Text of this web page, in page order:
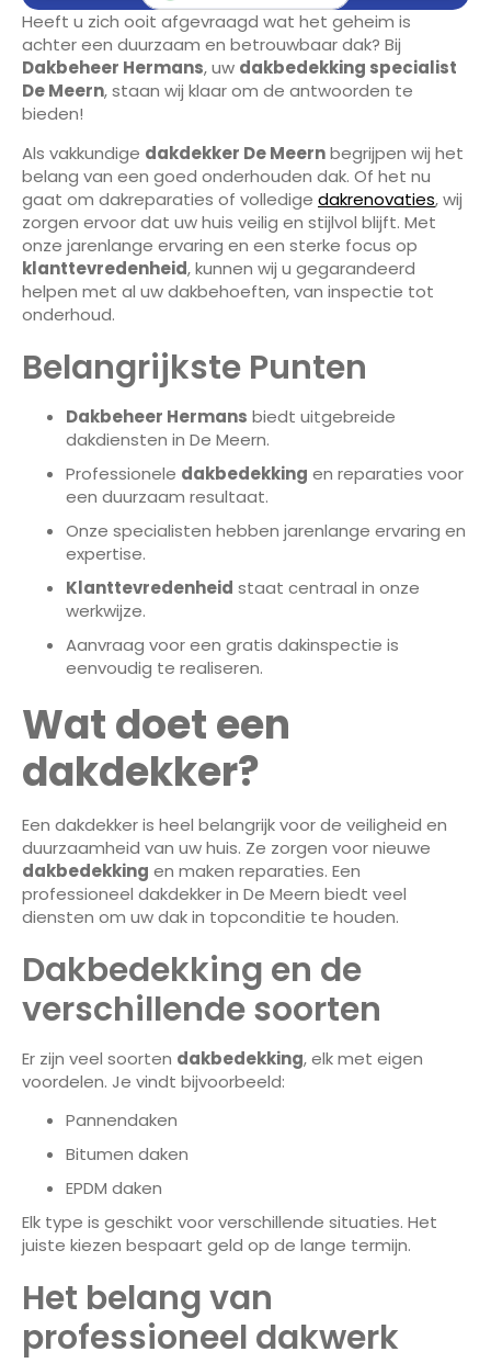
Heeft u zich ooit afgevraagd wat het geheim is
achter een duurzaam en betrouwbaar dak? Bij
Dakbeheer Hermans, uw dakbedekking specialist
De Meern, staan wij klaar om de antwoorden te
bieden!
Als vakkundige dakdekker De Meernbegrijpen wij het
belang van een goed onderhouden dak. Of het nu
gaat om dakreparaties of volledige dakrenovaties, wij
zorgen ervoor dat uw huis veilig en stijlvol blijft. Met
onze jarenlange ervaring en een sterke focus op
klanttevredenheid, kunnen wij u gegarandeerd
helpen met al uw dakbehoeften, van inspectie tot
onderhoud.
Belangrijkste Punten
Dakbeheer Hermans biedt uitgebreide
dakdiensten in De Meern.
Professionele dakbedekking en reparaties voor
een duurzaam resultaat.
Onze specialisten hebben jarenlange ervaring en
expertise.
Klanttevredenheid staat centraal in onze
werkwijze.
Aanvraag voor een gratis dakinspectie is
eenvoudig te realiseren.
Wat doet een
dakdekker?
Een dakdekker is heel belangrijk voor de veiligheid en
duurzaamheid van uw huis. Ze zorgen voor nieuwe
dakbedekking en maken reparaties. Een
professioneel dakdekker in De Meern biedt veel
diensten om uw dak in topconditie te houden.
Dakbedekking en de
verschillende soorten
Er zijn veel soorten dakbedekking, elk met eigen
voordelen. Je vindt bijvoorbeeld:
Pannendaken
Bitumen daken
EPDM daken
Elk type is geschikt voor verschillende situaties. Het
juiste kiezen bespaart geld op de lange termijn.
Het belang van
professioneel dakwerk